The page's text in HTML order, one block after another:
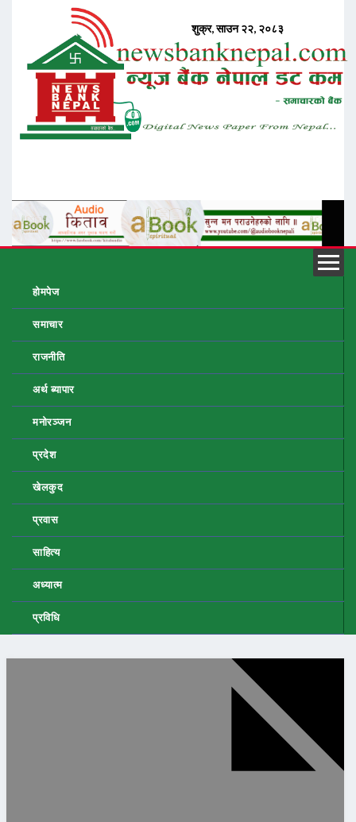
होमपेज
समाचार
राजनीति
अर्थ ब्यापार
मनोरञ्जन
प्रदेश
खेलकुद
प्रवास
साहित्य
अध्यात्म
प्रविधि